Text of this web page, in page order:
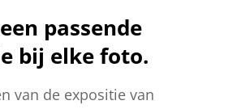
passende
bij elke foto.
van de expositie van